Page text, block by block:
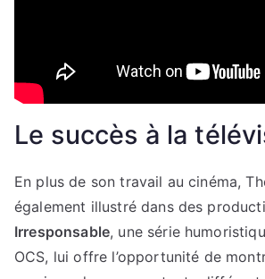
Le succès à la
En plus de son travail au cinéma,
également illustré dans des
Irresponsable, une série
OCS, lui offre l’opportunité de